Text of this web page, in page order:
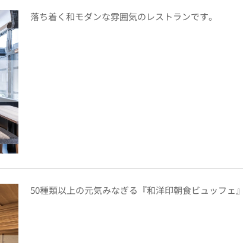
落ち着く和モダンな雰囲気のレストランです。
50種類以上の元気みなぎる『和洋印朝食ビュッフェ